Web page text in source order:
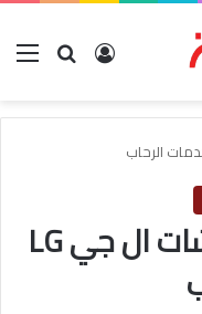
بحث عنتسجيل
الرحاب
أفضل فني صيانة شاشات ال جي LG